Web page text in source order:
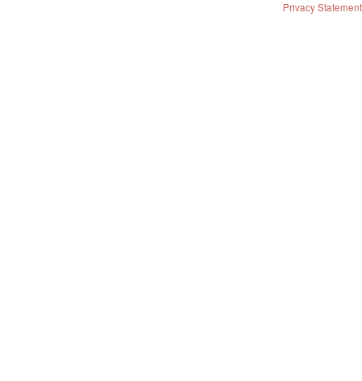
Privacy Statement